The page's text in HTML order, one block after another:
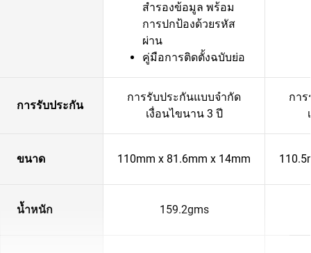
สำรองข้อมูล พร้อม
การปกป้องด้วยรหัส
ผ่าน
คู่มือการติดตั้งฉบับย่อ
การรับประกัน
การรับประกันแบบจำกัด
เงื่อนไขนาน 3 ปี
กา
ขนาด 110mm x 81.6mm x 14mm
น้ำหนัก 159.2gms